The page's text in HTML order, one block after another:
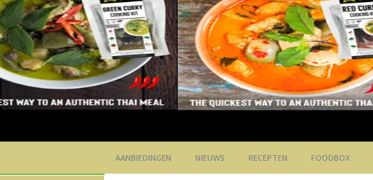
AANBIEDINGEN NIEUWS RECEPTEN FOODBOX